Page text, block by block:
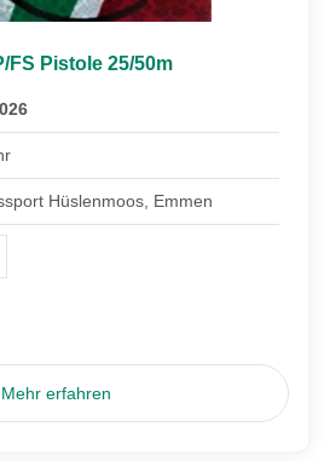
FS Pistole 25/50m
Hüslenmoos, Emmen
Mehr erfahren